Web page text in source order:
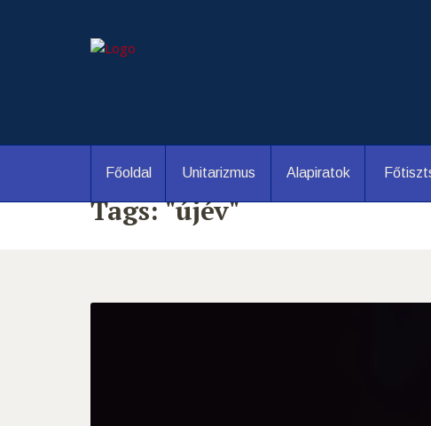
Főoldal Unitarizmus Alapiratok
Tags: "újév"